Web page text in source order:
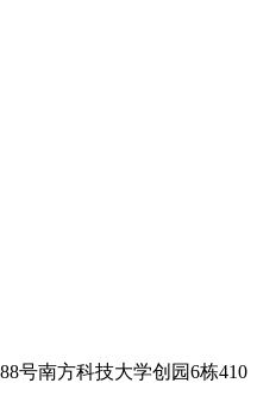
号南方科技大学创园6栋410